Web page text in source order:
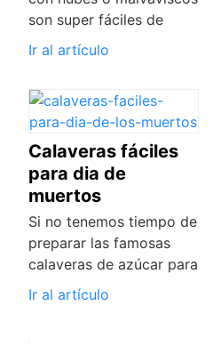
son super fáciles de
Ir al artículo
Calaveras fáciles
para dia de
muertos
Si no tenemos tiempo de
preparar las famosas
calaveras de azúcar para
Ir al artículo